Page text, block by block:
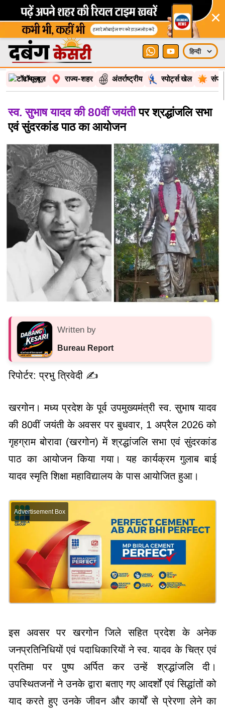
×
टॉप न्यूज़ राज्य-शहर अंतर्राष्ट्रीय स्पोर्ट्स खेल
स्व. सुभाष यादव की 80वीं जयंतीपर श्रद्धांजलि सभा
एवं सुंदरकांड पाठ का आयोजन
Written by
Bureau Report
रिपोर्टर: प्रभु त्रिवेदी ✍️
खरगोन। मध्य प्रदेश के पूर्व उपमुख्यमंत्री स्व. सुभाष यादव
की 80वीं जयंती के अवसर पर बुधवार, 1 अप्रैल 2026 को
गृहग्राम बोरावा (खरगोन) में श्रद्धांजलि सभा एवं सुंदरकांड
पाठ का आयोजन किया गया। यह कार्यक्रम गुलाब बाई
यादव स्मृति शिक्षा महाविद्यालय के पास आयोजित हुआ।
Advertisement Box
इस अवसर पर खरगोन जिले सहित प्रदेश के अनेक
जनप्रतिनिधियों एवं पदाधिकारियों ने स्व. यादव के चित्र एवं
प्रतिमा पर पुष्प अर्पित कर उन्हें श्रद्धांजलि दी।
उपस्थितजनों ने उनके द्वारा बताए गए आदर्शों एवं सिद्धांतों को
याद करते हुए उनके जीवन और कार्यों से प्रेरणा लेने का